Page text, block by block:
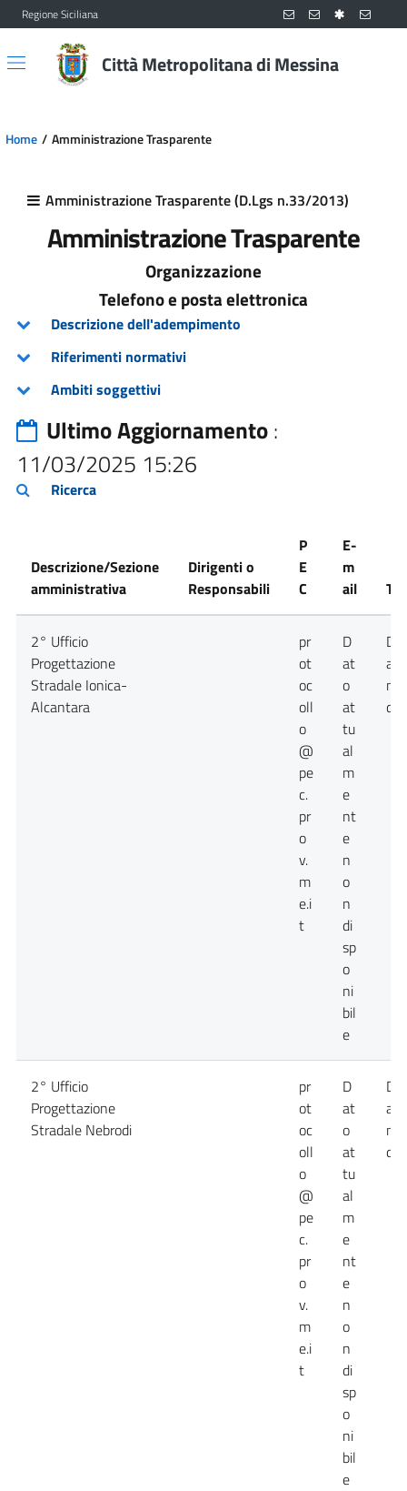
Vai al contenuto principale
Vai al menu principale
Regione Siciliana
Città Metropolitana di Messina
Home Amministrazione Trasparente
Amministrazione Trasparente (D.Lgs n.33/2013)
Amministrazione Trasparente
Organizzazione
Telefono e posta elettronica
Descrizione dell'adempimento
Riferimenti normativi
Ambiti soggettivi
Ultimo Aggiornamento:
11/03/2025 15:26
Ricerca
Descrizione/Sezione
amministrativa
Dirigenti o
Responsabili
P
E
C
E-
m
ail
2° Ufficio
Progettazione
Stradale Ionica-
Alcantara
pr
ot
oc
oll
o
@
pe
c.
pr
o
v.
m
e.i
t
D
at
o
at
tu
al
m
e
nt
e
n
o
n
di
sp
o
ni
bil
e
2° Ufficio
Progettazione
Stradale Nebrodi
pr
ot
oc
oll
o
@
pe
c.
pr
o
v.
m
e.i
t
D
at
o
at
tu
al
m
e
nt
e
n
o
n
di
sp
o
ni
bil
e